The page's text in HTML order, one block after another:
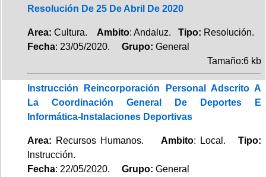
Resolución De 25 De Abril De 2020
Area: Cultura. Ambito: Andaluz. Tipo: Resolución.
Fecha: 23/05/2020. Grupo: General
Tamaño:6 kb
Instrucción Reincorporación Personal Adscrito A
La Coordinación General De Deportes E
Informática-Instalaciones Deportivas
Area: Recursos Humanos. Ambito: Local.Tipo:
Instrucción.
Fecha: 22/05/2020. Grupo: General